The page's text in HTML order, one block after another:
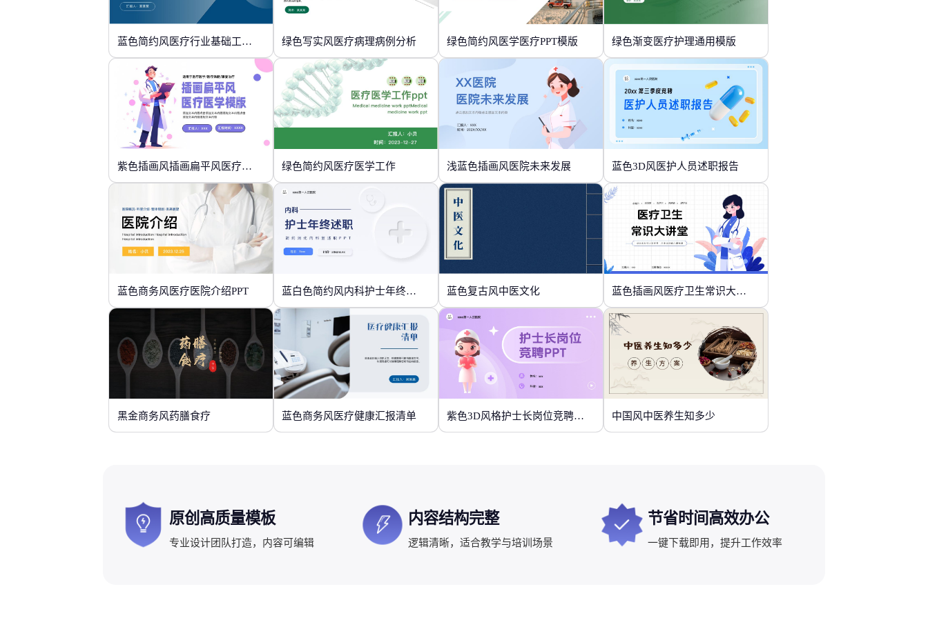
蓝色简约风医疗行业基础工作培训 绿色写实风医疗病理病例分析 绿色简约风医学医疗PPT模版 绿色渐变医疗护理通用模版
紫色插画风插画扁平风医疗模版 绿色简约风医疗医学工作 浅蓝色插画风医院未来发展 蓝色3D风医护人员述职报告
蓝色商务风医疗医院介绍PPT 蓝白色简约风内科护士年终述职 蓝色复古风中医文化 蓝色插画风医疗卫生常识大讲堂
黑金商务风药膳食疗 蓝色商务风医疗健康汇报清单 紫色3D风格护士长岗位竞聘PPT 中国风中医养生知多少
原创高质量模板
专业设计团队打造，内容可编辑
内容结构完整
逻辑清晰，适合教学与培训场景
节省时间高效办公
一键下载即用，提升工作效率